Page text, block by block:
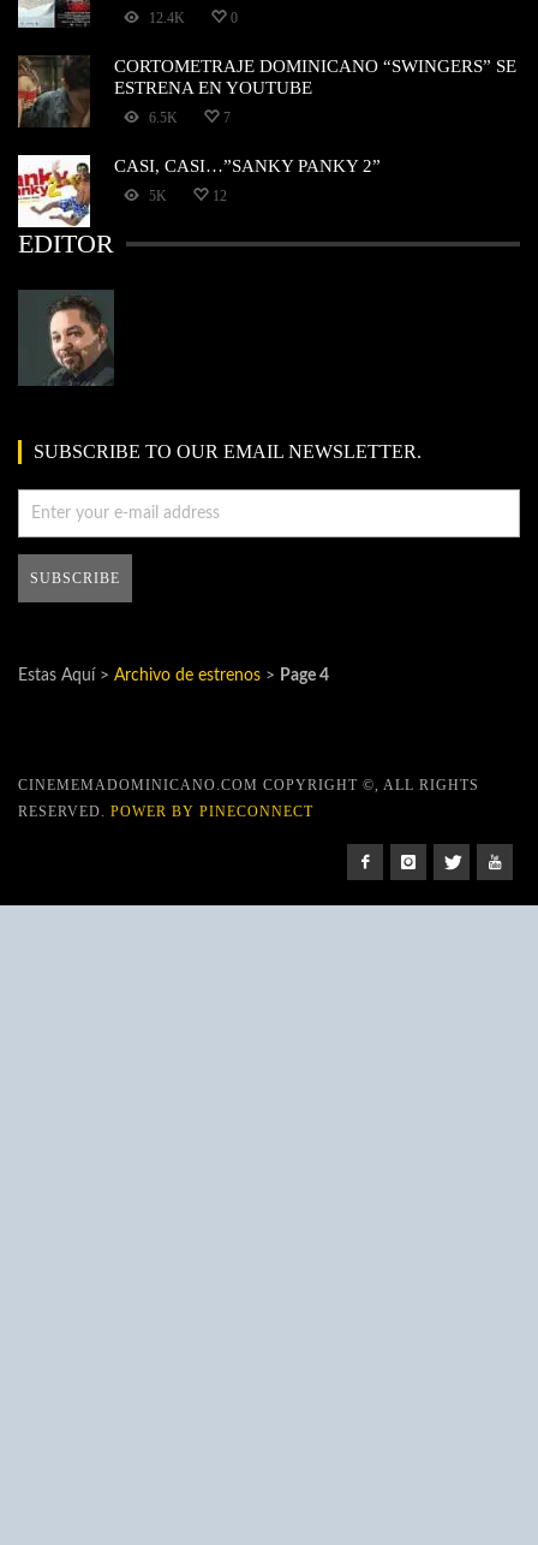
12.4K 0
CORTOMETRAJE DOMINICANO “SWINGERS” SE
ESTRENA EN YOUTUBE
6.5K 7
CASI, CASI…”SANKY PANKY 2”
5K 12
EDITOR
SUBSCRIBE TO OUR EMAIL NEWSLETTER.
Estas Aquí > Archivo de estrenos > Page 4
CINEMEMADOMINICANO.COM COPYRIGHT ©, ALL RIGHTS
RESERVED. POWER BY PINECONNECT